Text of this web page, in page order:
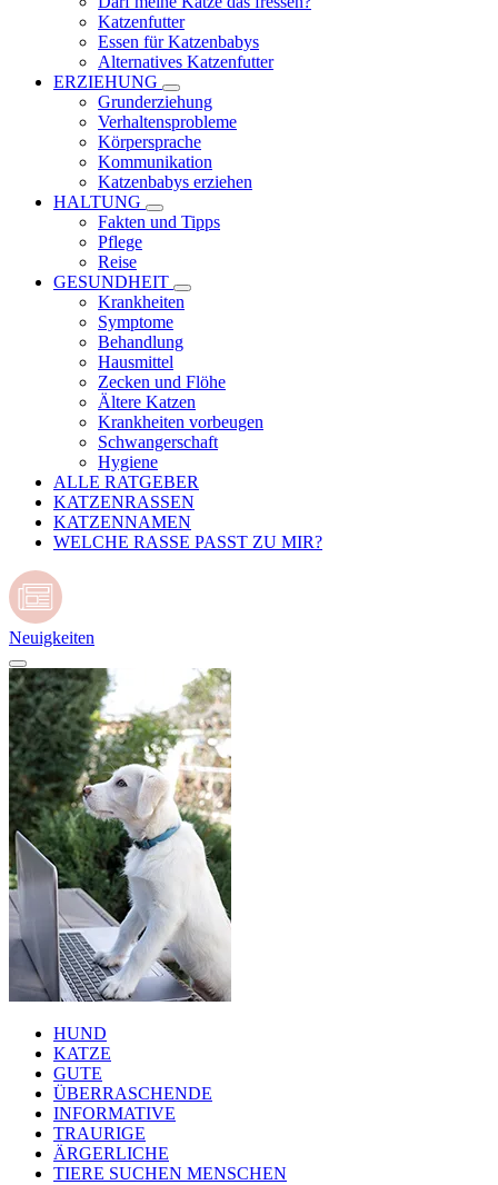
Katzenfutter
Essen für Katzenbabys
Alternatives Katzenfutter
ERZIEHUNG
Grunderziehung
Verhaltensprobleme
Körpersprache
Kommunikation
Katzenbabys erziehen
HALTUNG
Fakten und Tipps
Pflege
Reise
GESUNDHEIT
Krankheiten
Symptome
Behandlung
Hausmittel
Zecken und Flöhe
Ältere Katzen
Krankheiten vorbeugen
Schwangerschaft
Hygiene
ALLE RATGEBER
KATZENRASSEN
KATZENNAMEN
WELCHE RASSE PASST ZU MIR?
Neuigkeiten
HUND
KATZE
GUTE
ÜBERRASCHENDE
INFORMATIVE
TRAURIGE
ÄRGERLICHE
TIERE SUCHEN MENSCHEN